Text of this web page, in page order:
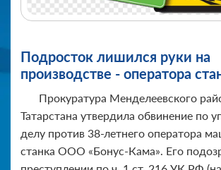
Подросток лишился руки на
производстве - оператора
Прокуратура Менделеевского
Татарстана утвердила обвинение по
делу против 38-летнего оператора
станка ООО «Бонус-Кама». Его